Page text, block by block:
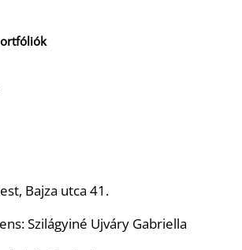
Bajza utca 41.
Szilágyiné Ujváry Gabriella